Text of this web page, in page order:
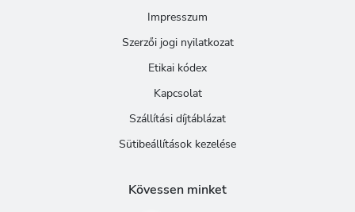
Impresszum
Szerzői jogi nyilatkozat
Etikai kódex
Kapcsolat
Szállítási díjtáblázat
Sütibeállítások kezelése
Kövessen minket